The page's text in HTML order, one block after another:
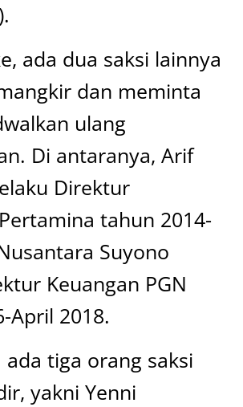
ada dua saksi lainnya
dan meminta
ulang
Di antaranya, Arif
Direktur
tahun 2014-
Suyono
Keuangan PGN
April 2018.
ada tiga orang saksi
yakni Yenni